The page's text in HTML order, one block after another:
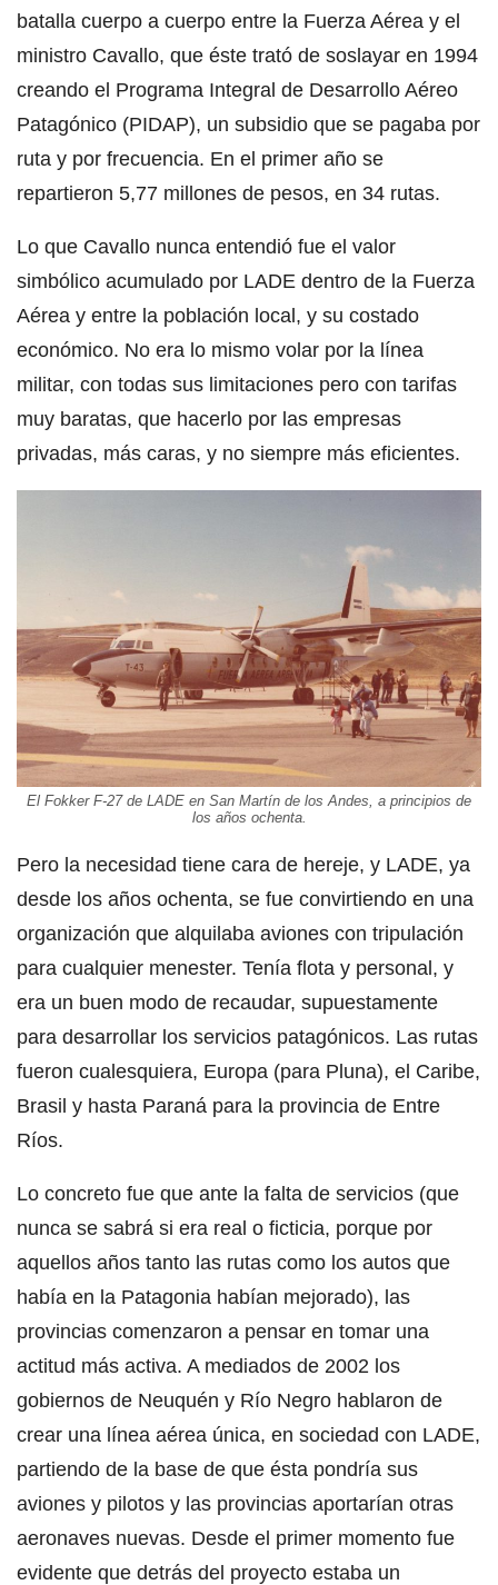
batalla cuerpo a cuerpo entre la Fuerza Aérea y el
ministro Cavallo, que éste trató de soslayar en 1994
creando el Programa Integral de Desarrollo Aéreo
Patagónico (PIDAP), un subsidio que se pagaba por
ruta y por frecuencia. En el primer año se
repartieron 5,77 millones de pesos, en 34 rutas.
Lo que Cavallo nunca entendió fue el valor
simbólico acumulado por LADE dentro de la Fuerza
Aérea y entre la población local, y su costado
económico. No era lo mismo volar por la línea
militar, con todas sus limitaciones pero con tarifas
muy baratas, que hacerlo por las empresas
privadas, más caras, y no siempre más eficientes.
El Fokker F-27 de LADE en San Martín de los Andes, a principios de
los años ochenta.
Pero la necesidad tiene cara de hereje, y LADE, ya
desde los años ochenta, se fue convirtiendo en una
organización que alquilaba aviones con tripulación
para cualquier menester. Tenía flota y personal, y
era un buen modo de recaudar, supuestamente
para desarrollar los servicios patagónicos. Las rutas
fueron cualesquiera, Europa (para Pluna), el Caribe,
Brasil y hasta Paraná para la provincia de Entre
Ríos.
Lo concreto fue que ante la falta de servicios (que
nunca se sabrá si era real o ficticia, porque por
aquellos años tanto las rutas como los autos que
había en la Patagonia habían mejorado), las
provincias comenzaron a pensar en tomar una
actitud más activa. A mediados de 2002 los
gobiernos de Neuquén y Río Negro hablaron de
crear una línea aérea única, en sociedad con LADE,
partiendo de la base de que ésta pondría sus
aviones y pilotos y las provincias aportarían otras
aeronaves nuevas. Desde el primer momento fue
evidente que detrás del proyecto estaba un